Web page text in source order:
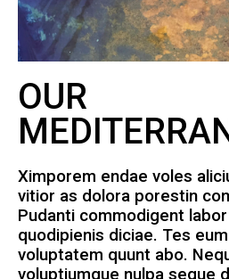
OUR
Ximporem endae voles
vitior as dolora porestin
Pudanti commodigent
quodipienis diciae. Tes
voluptatem quunt abo.
voluptiumque nulpa seque